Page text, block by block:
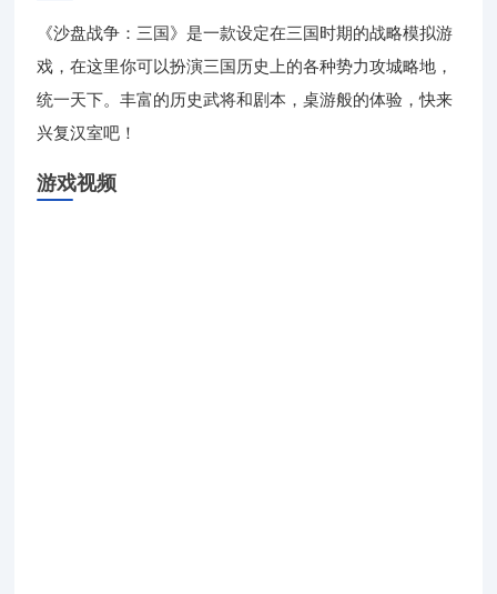
《沙盘战争：三国》是一款设定在三国时期的战略模拟游
戏，在这里你可以扮演三国历史上的各种势力攻城略地，
统一天下。丰富的历史武将和剧本，桌游般的体验，快来
兴复汉室吧！
游戏视频